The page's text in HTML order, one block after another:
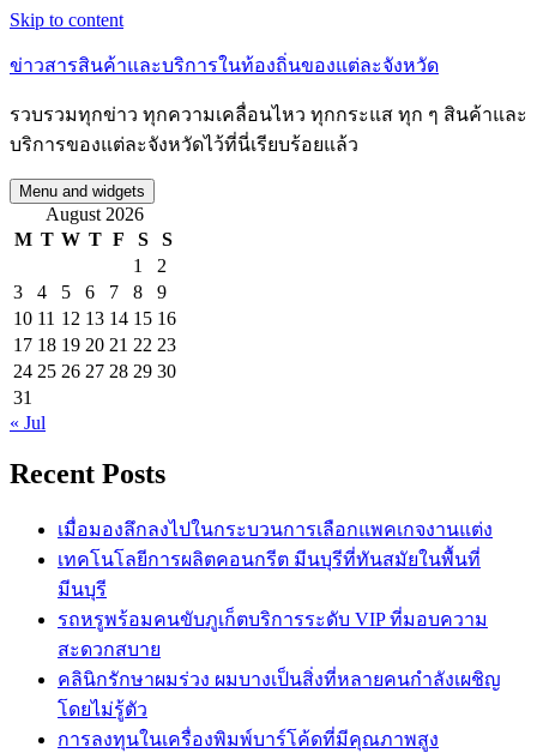
Skip to content
ข่าวสารสินค้าและบริการในท้องถิ่นของแต่ละจังหวัด
รวบรวมทุกข่าว ทุกความเคลื่อนไหว ทุกกระแส ทุก ๆ สินค้าและ
บริการของแต่ละจังหวัดไว้ที่นี่เรียบร้อยแล้ว
Menu and widgets
August 2026
M T W T F S
S
1
2
3
4 5 6 7 8
9
10 11 12 13 14 15 16
17 18 19 20 21 22 23
24 25 26 27 28 29 30
31
« Jul
Recent Posts
เมื่อมองลึกลงไปในกระบวนการเลือกแพคเกจงานแต่ง
เทคโนโลยีการผลิตคอนกรีต มีนบุรีที่ทันสมัยในพื้นที่
มีนบุรี
รถหรูพร้อมคนขับภูเก็ตบริการระดับ VIP ที่มอบความ
สะดวกสบาย
คลินิกรักษาผมร่วง ผมบางเป็นสิ่งที่หลายคนกำลังเผชิญ
โดยไม่รู้ตัว
การลงทุนในเครื่องพิมพ์บาร์โค้ดที่มีคุณภาพสูง